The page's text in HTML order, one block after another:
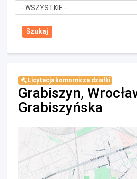
Licytacja komornicza działki
Grabiszyn,
Grabiszyńska